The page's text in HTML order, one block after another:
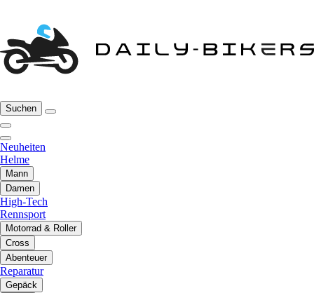
Suchen
Neuheiten
Helme
Mann
Damen
High-Tech
Rennsport
Motorrad & Roller
Cross
Abenteuer
Reparatur
Gepäck